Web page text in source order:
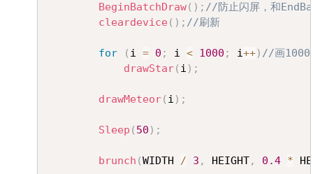
BeginBatchDraw( ) ; //防止闪屏，和
cleardevice( ) ; //刷新
for ( i = 0 ; i < 1000 ; i++) //画1000
drawStar( i ) ;
drawMeteor( i ) ;
Sleep ( 50 ) ;
brunch (WIDTH / 3 , HEIGHT, 0.4 *